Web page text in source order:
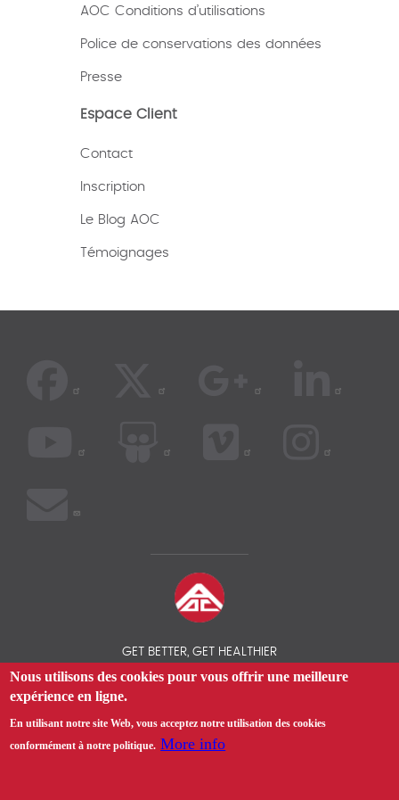
AOC Conditions d’utilisations
Police de conservations des données
Presse
Espace Client
Contact
Inscription
Le Blog AOC
Témoignages
GET BETTER, GET HEALTHIER
© 2026 COMPAREZ VOS ASSURANCES SANTÉ EXPATRIÉS - AOC
Nous utilisons des cookies pour vous offrir une meilleure
expérience en ligne.
En utilisant notre site Web, vous acceptez notre utilisation des cookies
conformément à notre politique. More info